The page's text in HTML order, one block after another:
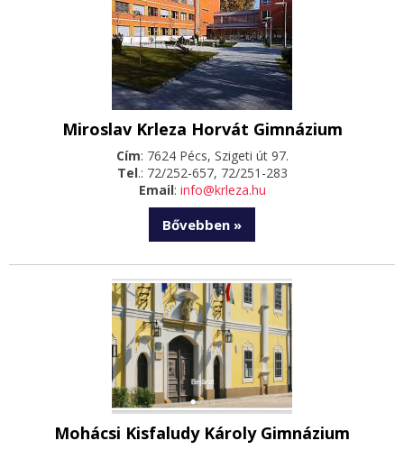
Miroslav Krleza Horvát Gimnázium
Cím: 7624 Pécs, Szigeti út 97.
Tel.: 72/252-657, 72/251-283
Email: info@krleza.hu
Bővebben »
Mohácsi Kisfaludy Károly Gimnázium